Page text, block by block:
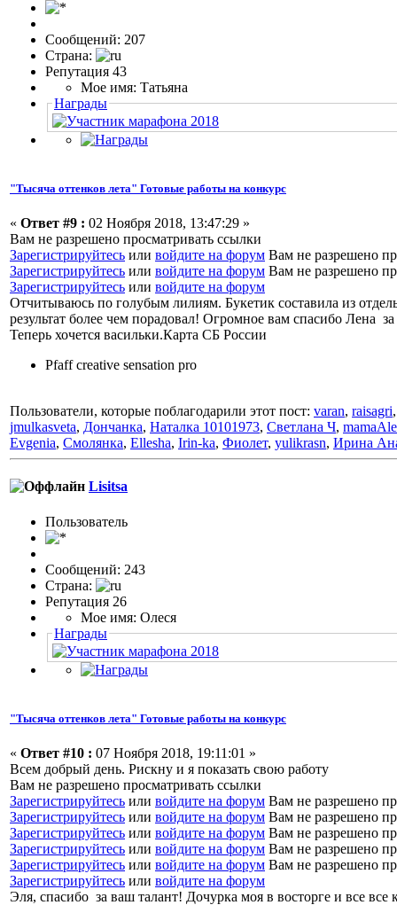
Сообщений: 207
Страна:
Репутация 43
Мое имя: Татьяна
Награды
"Тысяча оттенков лета" Готовые работы на конкурс
« Ответ #9 : 02 Ноября 2018, 13:47:29 »
Вам не разрешено просматривать ссылки
Зарегистрируйтесь или войдите на форум Вам не разрешено
Зарегистрируйтесь или войдите на форум Вам не разрешено
Зарегистрируйтесь или войдите на форум
Отчитываюсь по голубым лилиям. Букетик составила из
результат более чем порадовал! Огромное вам спасибо Лена
Теперь хочется васильки.Карта СБ России
Pfaff creative sensation pro
Пользователи, которые поблагодарили этот пост: varan, raisagri
jmulkasveta, Дончанка, Наталка 10101973, Светлана Ч,
Evgenia, Смолянка, Ellesha, Irin-ka, Фиолет, yulikrasn, Ирина
Lisitsa
Пользовaтeль
Сообщений: 243
Страна:
Репутация 26
Мое имя: Олеся
Награды
"Тысяча оттенков лета" Готовые работы на конкурс
« Ответ #10 : 07 Ноября 2018, 19:11:01 »
Всем добрый день. Рискну и я показать свою работу
Вам не разрешено просматривать ссылки
Зарегистрируйтесь или войдите на форум Вам не разрешено
Зарегистрируйтесь или войдите на форум Вам не разрешено
Зарегистрируйтесь или войдите на форум Вам не разрешено
Зарегистрируйтесь или войдите на форум Вам не разрешено
Зарегистрируйтесь или войдите на форум Вам не разрешено
Зарегистрируйтесь или войдите на форум
Эля, спасибо за ваш талант! Дочурка моя в восторге и все все